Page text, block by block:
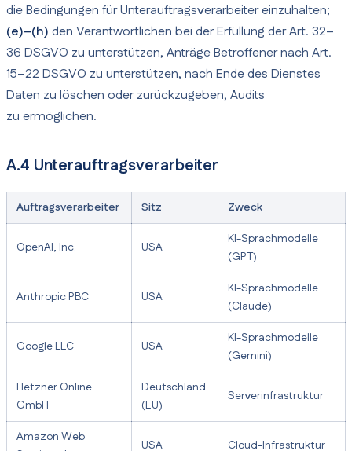
die Bedingungen für Unterauftragsverarbeiter einzuhalten;
(e)–(h) den Verantwortlichen bei der Erfüllung der Art. 32–
36 DSGVO zu unterstützen, Anträge Betroffener nach Art.
15–22 DSGVO zu unterstützen, nach Ende des Dienstes
Daten zu löschen oder zurückzugeben, Audits
zu ermöglichen.
A.4 Unterauftragsverarbeiter
Auftragsverarbeiter Sitz Zweck
OpenAI, Inc. USA
KI-Sprachmodelle
(GPT)
Anthropic PBC USA
KI-Sprachmodelle
(Claude)
Google LLC USA
KI-Sprachmodelle
(Gemini)
Hetzner Online
GmbH
Deutschland
(EU)
Serverinfrastruktur
Amazon Web
USA Cloud-Infrastruktur